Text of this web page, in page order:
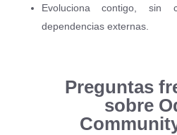
Evoluciona contigo, sin
dependencias externas.
Preguntas
sobre